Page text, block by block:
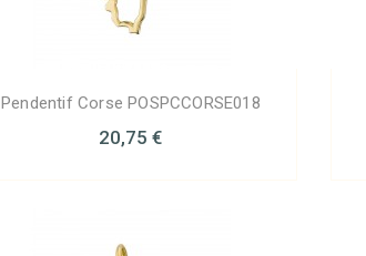
Pendentif Corse POSPCCORSE018
20,75 €